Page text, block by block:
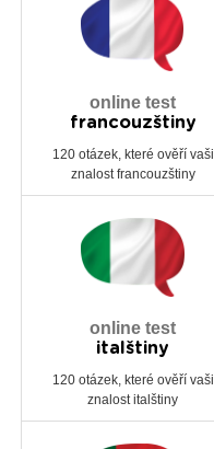
online test
francouzštiny
120 otázek, které ověří vaši
znalost francouzštiny
online test
italštiny
120 otázek, které ověří vaši
znalost italštiny